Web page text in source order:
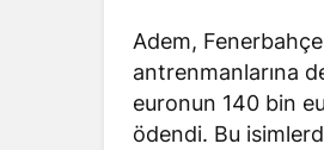
Adem, Fenerbahçe
antrenmanlarına
euronun 140 bin
ödendi. Bu